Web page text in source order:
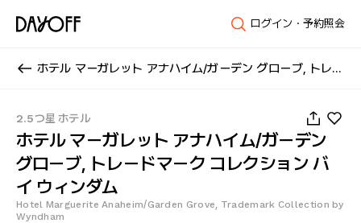
ログイン・予約照会
ホテル マーガレット アナハイム/ガーデン グローブ, トレードマーク コレクション バイ ウィンダム
2.5つ星 ホテル
ホテル マーガレット アナハイム/ガーデン
グローブ, トレードマーク コレクション バ
イ ウィンダム
Hotel Marguerite Anaheim/Garden Grove, Trademark Collection by
Wyndham